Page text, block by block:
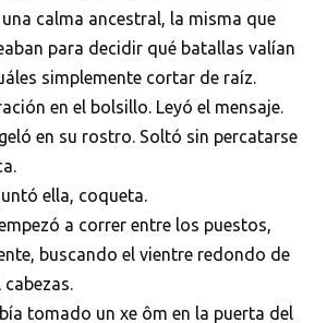
calma ancestral, la misma que
para decidir qué batallas valían
simplemente cortar de raíz.
en el bolsillo. Leyó el mensaje.
en su rostro. Soltó sin percatarse
ella, coqueta.
a correr entre los puestos,
buscando el vientre redondo de
tomado un xe ôm en la puerta del